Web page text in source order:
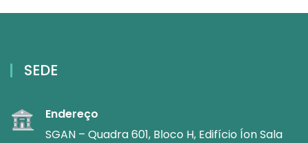
SEDE
Endereço
SGAN – Quadra 601, Bloco H, Edifício Íon Sala